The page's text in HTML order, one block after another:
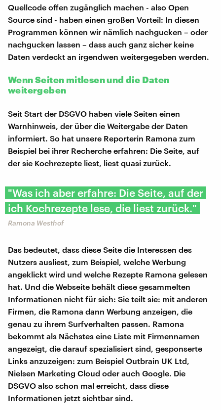
Quellcode offen zugänglich machen - also Open
Source sind - haben einen großen Vorteil: In diesen
Programmen können wir nämlich nachgucken – oder
nachgucken lassen – dass auch ganz sicher keine
Daten verdeckt an irgendwen weitergegeben werden.
Wenn Seiten mitlesen und die Daten
weitergeben
Seit Start der DSGVO haben viele Seiten einen
Warnhinweis, der über die Weitergabe der Daten
informiert. So hat unsere Reporterin Ramona zum
Beispiel bei ihrer Recherche erfahren: Die Seite, auf
der sie Kochrezepte liest, liest quasi zurück.
"Was ich aber erfahre: Die Seite, auf der
ich Kochrezepte lese, die liest zurück."
Ramona Westhof
Das bedeutet, dass diese Seite die Interessen des
Nutzers ausliest, zum Beispiel, welche Werbung
angeklickt wird und welche Rezepte Ramona gelesen
hat. Und die Webseite behält diese gesammelten
Informationen nicht für sich: Sie teilt sie: mit anderen
Firmen, die Ramona dann Werbung anzeigen, die
genau zu ihrem Surfverhalten passen. Ramona
bekommt als Nächstes eine Liste mit Firmennamen
angezeigt, die darauf spezialisiert sind, gesponserte
Links anzuzeigen: zum Beispiel Outbrain UK Ltd,
Nielsen Marketing Cloud oder auch Google. Die
DSGVO also schon mal erreicht, dass diese
Informationen jetzt sichtbar sind.